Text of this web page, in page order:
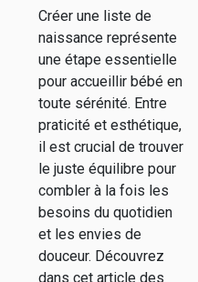
esthétique :
nos conseils
Créer une liste de
naissance représente
une étape essentielle
pour accueillir bébé en
toute sérénité. Entre
praticité et esthétique,
il est crucial de trouver
le juste équilibre pour
combler à la fois les
besoins du quotidien
et les envies de
douceur. Découvrez
dans cet article des